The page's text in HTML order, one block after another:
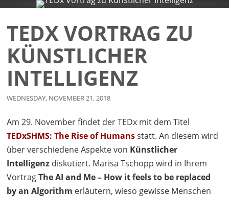
TEDX VORTRAG ZU
KÜNSTLICHER
INTELLIGENZ
WEDNESDAY, NOVEMBER 21, 2018
Am 29. November findet derTEDx mit dem Titel
TEDxSHMS: The Rise of Humansstatt. An diesem wird
über verschiedene Aspekte von Künstlicher
Intelligenz diskutiert. Marisa Tschopp wird in Ihrem
VortragThe AI and Me – How it feels to be replaced
by an Algorithm erläutern, wieso gewisse Menschen